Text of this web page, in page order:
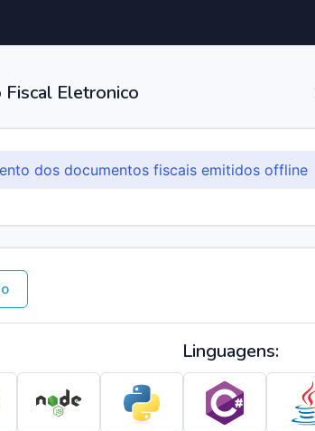
Eletronico
dos documentos fiscais emitidos offline
Linguagens: